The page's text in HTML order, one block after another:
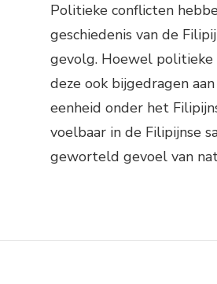
Politieke conflicten
geschiedenis van de
gevolg. Hoewel
deze ook bijgedragen
eenheid onder het
voelbaar in de Filipijnse
geworteld gevoel van